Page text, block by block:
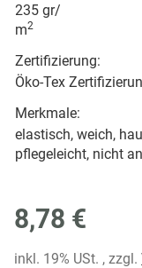
235 gr/
m2
Zertifizierung:
Öko-Tex
Merkmale:
elastisch, weich,
pflegeleicht, nicht
8,78 €
inkl. 19% USt. , zzgl.